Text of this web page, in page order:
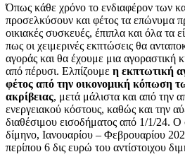
Όπως κάθε χρόνο το ενδιαφέρον των
προσελκύσουν και φέτος τα επώνυμα
οικιακές συσκευές, έπιπλα και όλα τα
πως οι χειμερινές εκπτώσεις θα
αγοράς και θα έχουμε μια αγοραστική
από πέρυσι. Ελπίζουμε η εκπτωτική
φέτος από την οικονομική κόπωση
ακρίβειας, μετά μάλιστα και από την
ενεργειακού κόστους, καθώς και την
διαθέσιμου εισοδήματος από 1/1/24. Ο
δίμηνο, Ιανουαρίου – Φεβρουαρίου
περίπου 6 δις ευρώ του αντίστοιχου